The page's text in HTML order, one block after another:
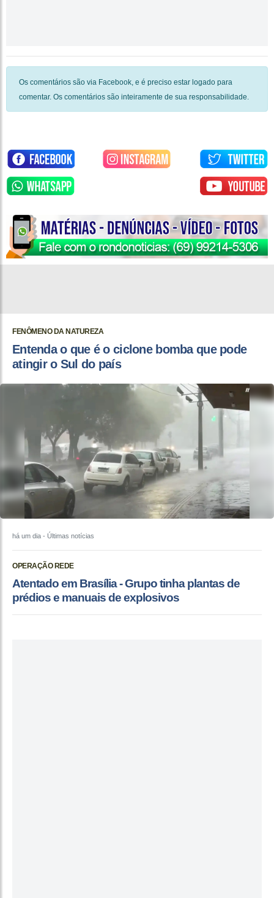
Os comentários são via Facebook, e é preciso estar logado para
comentar. Os comentários são inteiramente de sua responsabilidade.
FENÔMENO DA NATUREZA
Entenda o que é o ciclone bomba que pode
atingir o Sul do país
há um dia - Últimas notícias
OPERAÇÃO REDE
Atentado em Brasília - Grupo tinha plantas de
prédios e manuais de explosivos